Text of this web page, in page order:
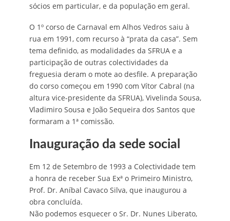
sócios em particular, e da população em geral.
O 1º corso de Carnaval em Alhos Vedros saiu à
rua em 1991, com recurso à “prata da casa”. Sem
tema definido, as modalidades da SFRUA e a
participação de outras colectividades da
freguesia deram o mote ao desfile. A preparação
do corso começou em 1990 com Vítor Cabral (na
altura vice-presidente da SFRUA), Vivelinda Sousa,
Vladimiro Sousa e João Sequeira dos Santos que
formaram a 1ª comissão.
Inauguração da sede social
Em 12 de Setembro de 1993 a Colectividade tem
a honra de receber Sua Exª o Primeiro Ministro,
Prof. Dr. Aníbal Cavaco Silva, que inaugurou a
obra concluída.
Não podemos esquecer o Sr. Dr. Nunes Liberato,